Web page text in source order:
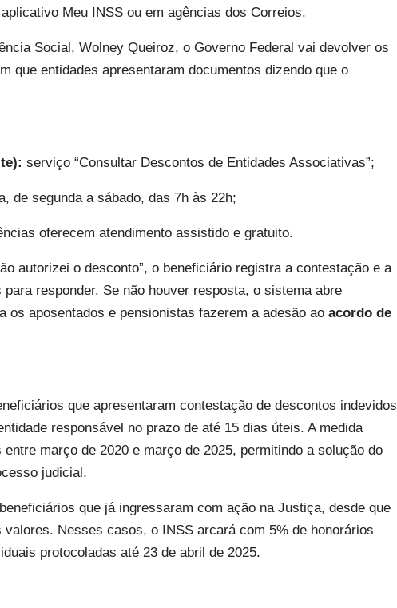
Meu INSS ou em agências dos Correios.
Social, Wolney Queiroz, o Governo Federal vai devolver os
que entidades apresentaram documentos dizendo que o
serviço “Consultar Descontos de Entidades Associativas”;
de segunda a sábado, das 7h às 22h;
oferecem atendimento assistido e gratuito.
autorizei o desconto”, o beneficiário registra a contestação e a
responder. Se não houver resposta, o sistema abre
os aposentados e pensionistas fazerem a adesão ao acordo de
que apresentaram contestação de descontos indevidos
responsável no prazo de até 15 dias úteis. A medida
março de 2020 e março de 2025, permitindo a solução do
judicial.
que já ingressaram com ação na Justiça, desde que
valores. Nesses casos, o INSS arcará com 5% de honorários
protocoladas até 23 de abril de 2025.